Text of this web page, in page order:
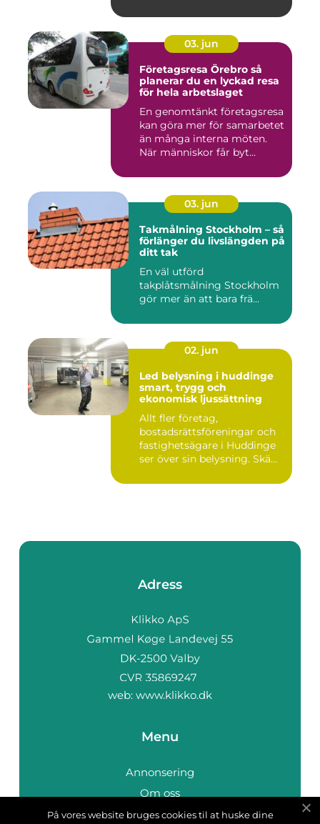
03. jun
Företagsresa Örebro så
planerar du en lyckad resa
för hela arbetslaget
En genomtänkt företagsresa
kan göra mer för samarbetet
än många interna möten.
När människor får byt...
03. jun
Takmålning Stockholm – så
förlänger du livslängden på
ditt tak
En väl utförd
takplåtsmålning Stockholm
gör mer än att bara frä...
02. jun
Led belysning i huddinge
smart, trygg och
ekonomisk ljussättning
Allt fler företag,
bostadsrättsföreningar och
fastighetsägare i Huddinge
ser över sin belysning. Skä...
Adress
web: www.klikko.dk
Menu
Annonsering
Om oss
Cookies
På vores website bruges cookies til at huske dine